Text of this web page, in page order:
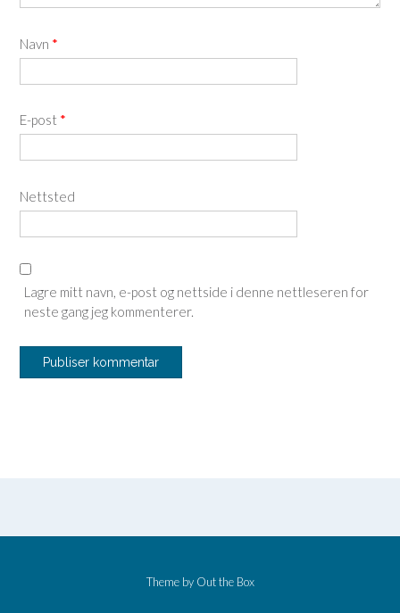
Navn *
E-post *
Nettsted
Lagre mitt navn, e-post og nettside i denne nettleseren for
neste gang jeg kommenterer.
Theme by Out the Box